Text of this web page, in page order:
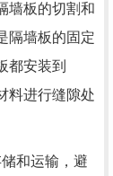
墙板的切割和
隔墙板的固定
都安装到
料进行缝隙处
和运输，避